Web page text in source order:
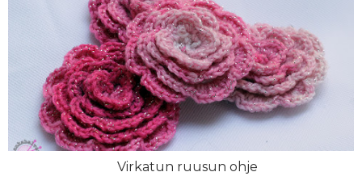
Virkatun ruusun ohje